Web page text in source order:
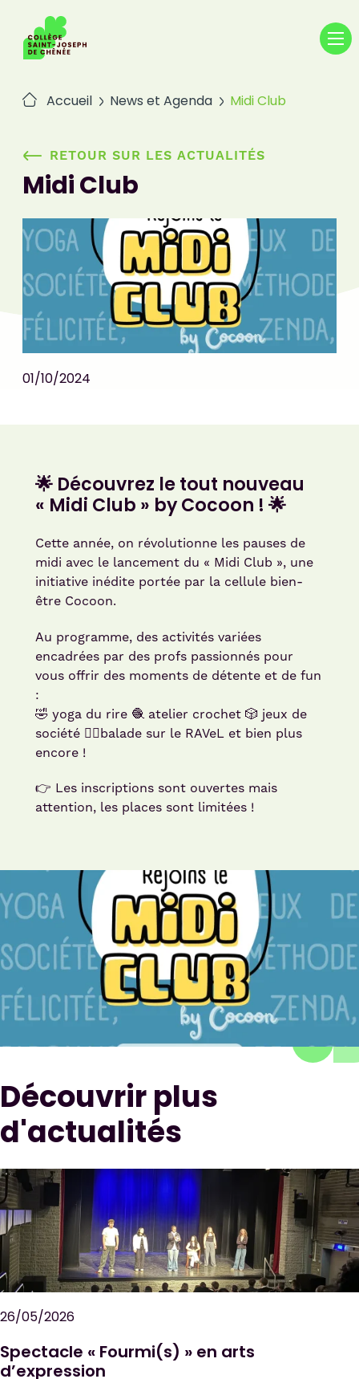
contenu
Accueil News et Agenda Midi Club
RETOUR SUR LES ACTUALITÉS
Midi Club
01/10/2024
🌟 Découvrez le tout nouveau
« Midi Club » by Cocoon ! 🌟
Cette année, on révolutionne les pauses de
midi avec le lancement du « Midi Club », une
initiative inédite portée par la cellule bien-
être Cocoon.
Au programme, des activités variées
encadrées par des profs passionnés pour
vous offrir des moments de détente et de fun
:
🤣 yoga du rire 🧶 atelier crochet 🎲 jeux de
société 🚶‍♂️balade sur le RAVeL et bien plus
encore !
👉 Les inscriptions sont ouvertes mais
attention, les places sont limitées !
Découvrir plus
d'actualités
26/05/2026
Spectacle « Fourmi(s) » en arts
d’expression